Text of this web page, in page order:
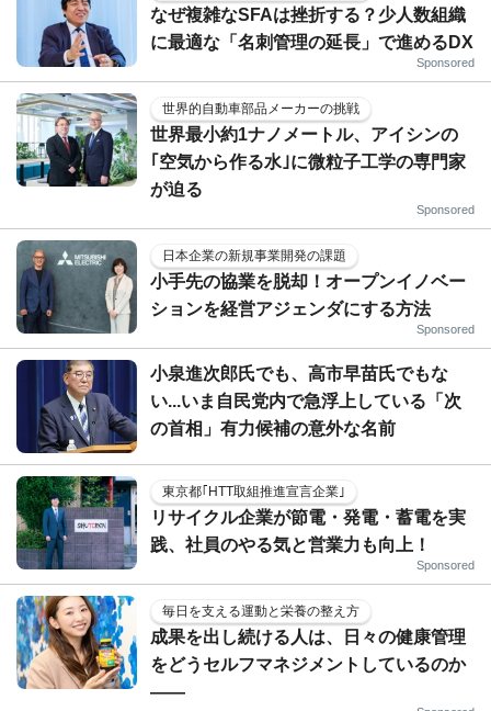
なぜ複雑なSFAは挫折する？少人数組織
に最適な「名刺管理の延長」で進めるDX
Sponsored
世界的自動車部品メーカーの挑戦
世界最小約1ナノメートル、アイシンの
｢空気から作る水｣に微粒子工学の専門家
が迫る
Sponsored
日本企業の新規事業開発の課題
小手先の協業を脱却！オープンイノベー
ションを経営アジェンダにする方法
Sponsored
小泉進次郎氏でも、高市早苗氏でもな
い...いま自民党内で急浮上している「次
の首相」有力候補の意外な名前
東京都｢HTT取組推進宣言企業｣
リサイクル企業が節電・発電・蓄電を実
践、社員のやる気と営業力も向上！
Sponsored
毎日を支える運動と栄養の整え方
成果を出し続ける人は、日々の健康管理
をどうセルフマネジメントしているのか
——